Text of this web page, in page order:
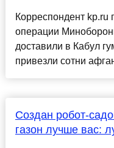
Корреспондент kp.ru
операции
доставили в Кабул
привезли сотни
Создан робот-
газон лучше вас: